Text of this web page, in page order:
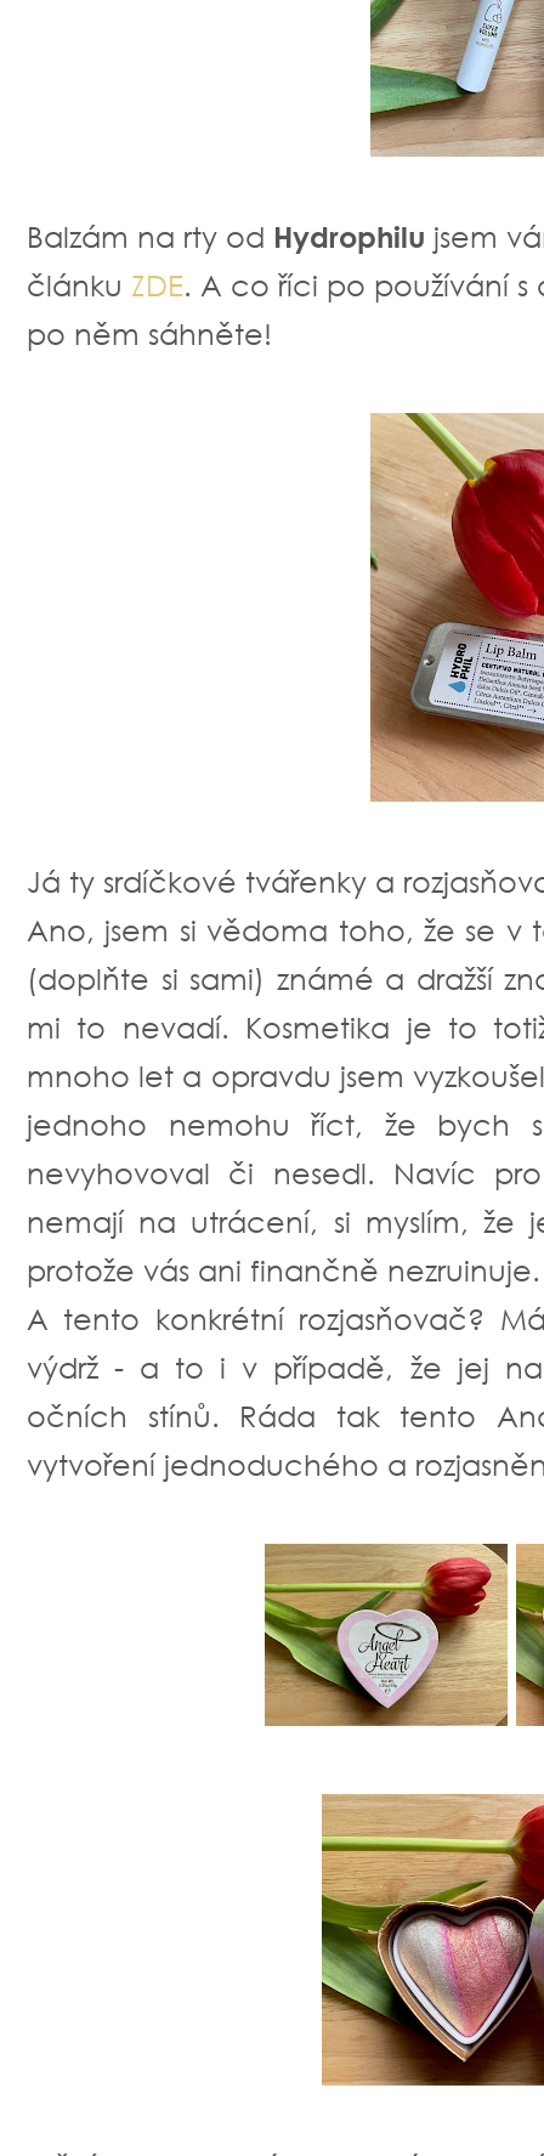
Balzám na rty od Hydrophilu jsem
článku ZDE. A co říci po používání
po něm sáhněte!
Já ty srdíčkové tvářenky a
Ano, jsem si vědoma toho, že se
(doplňte si sami) známé a dražší
mi to nevadí. Kosmetika je to
mnoho let a opravdu jsem
jednoho nemohu říct, že bych
nevyhovoval či nesedl. Navíc
nemají na utrácení, si myslím, že
protože vás ani finančně
A tento konkrétní rozjasňovač?
výdrž - a to i v případě, že jej
očních stínů. Ráda tak tento
vytvoření jednoduchého a